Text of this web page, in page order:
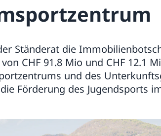
Ständerat die
CHF 91.8 Mio und CHF 12.1
und des
Förderung des Jugendsports